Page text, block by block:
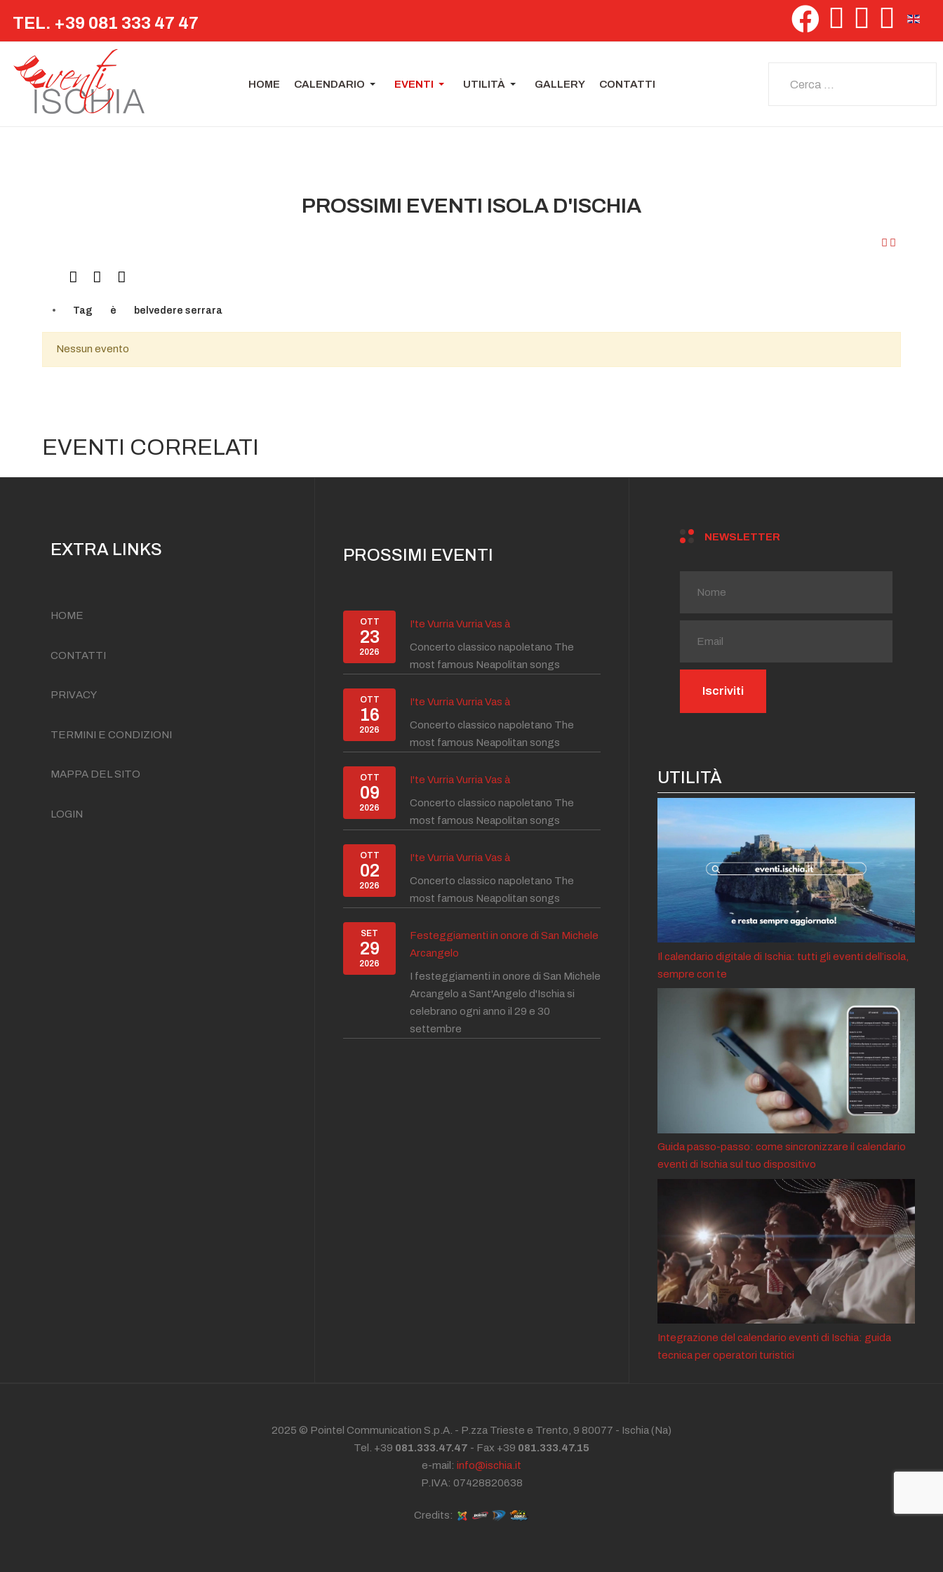
TEL. +39 081 333 47 47
HOME CALENDARIO EVENTI UTILITÀ GALLERY CONTATTI
PROSSIMI EVENTI ISOLA D'ISCHIA
Tag è belvedere serrara
Nessun evento
EVENTI CORRELATI
EXTRA LINKS
HOME
CONTATTI
PRIVACY
TERMINI E CONDIZIONI
MAPPA DEL SITO
LOGIN
PROSSIMI EVENTI
OTT
23
2026
I'te Vurria Vurria Vas à
Concerto classico napoletano The
most famous Neapolitan songs
OTT
16
2026
I'te Vurria Vurria Vas à
Concerto classico napoletano The
most famous Neapolitan songs
OTT
09
2026
I'te Vurria Vurria Vas à
Concerto classico napoletano The
most famous Neapolitan songs
OTT
02
2026
I'te Vurria Vurria Vas à
Concerto classico napoletano The
most famous Neapolitan songs
SET
29
2026
Festeggiamenti in onore di San Michele
Arcangelo
I festeggiamenti in onore di San Michele
Arcangelo a Sant'Angelo d'Ischia si
celebrano ogni anno il 29 e 30
settembre
NEWSLETTER
UTILITÀ
Il calendario digitale di Ischia: tutti gli eventi dell’isola,
sempre con te
Guida passo-passo: come sincronizzare il calendario
eventi di Ischia sul tuo dispositivo
Integrazione del calendario eventi di Ischia: guida
tecnica per operatori turistici
2025 © Pointel Communication S.p.A. - P.zza Trieste e Trento, 9 80077 - Ischia (Na)
Tel. +39 081.333.47.47 - Fax +39 081.333.47.15
e-mail: info@ischia.it
P.IVA: 07428820638
Credits: